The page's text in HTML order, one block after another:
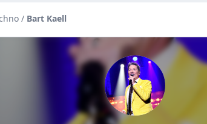
/ Bart Kaell